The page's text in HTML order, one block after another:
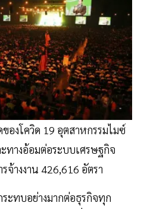
องโควิด 19 อุตสาหกรรมไมซ์
ะทางอ้อมต่อระบบเศรษฐกิจ
จ้างงาน 426,616 อัตรา
ระทบอย่างมากต่อธุรกิจทุก